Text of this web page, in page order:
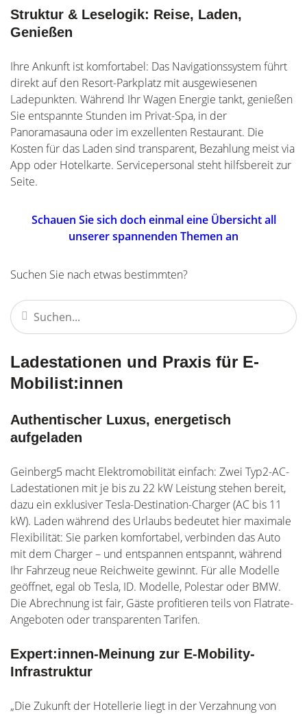
Struktur & Leselogik: Reise, Laden,
Genießen
Ihre Ankunft ist komfortabel: Das Navigationssystem führt
direkt auf den Resort-Parkplatz mit ausgewiesenen
Ladepunkten. Während Ihr Wagen Energie tankt, genießen
Sie entspannte Stunden im Privat-Spa, in der
Panoramasauna oder im exzellenten Restaurant. Die
Kosten für das Laden sind transparent, Bezahlung meist via
App oder Hotelkarte. Servicepersonal steht hilfsbereit zur
Seite.
Schauen Sie sich doch einmal eine Übersicht all
unserer spannenden Themen an
Suchen Sie nach etwas bestimmten?
Ladestationen und Praxis für E-
Mobilist:innen
Authentischer Luxus, energetisch
aufgeladen
Geinberg5 macht Elektromobilität einfach: Zwei Typ2-AC-
Ladestationen mit je bis zu 22 kW Leistung stehen bereit,
dazu ein exklusiver Tesla-Destination-Charger (AC bis 11
kW). Laden während des Urlaubs bedeutet hier maximale
Flexibilität: Sie parken komfortabel, verbinden das Auto
mit dem Charger – und entspannen entspannt, während
Ihr Fahrzeug neue Reichweite gewinnt. Für alle Modelle
geöffnet, egal ob Tesla, ID. Modelle, Polestar oder BMW.
Die Abrechnung ist fair, Gäste profitieren teils von Flatrate-
Angeboten oder transparenten Tarifen.
Expert:innen-Meinung zur E-Mobility-
Infrastruktur
„Die Zukunft der Hotellerie liegt in der Verzahnung von